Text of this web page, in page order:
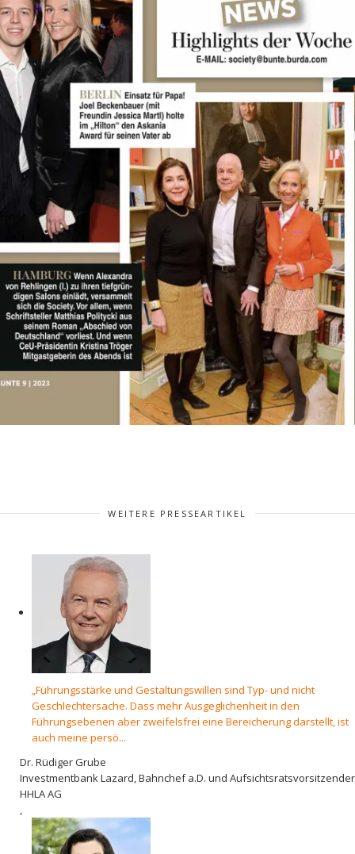
WEITERE PRESSEARTIKEL
„Führungsstärke und Gestaltungswillen sind Typ- und nicht
Geschlechtersache. Dass mehr Ausgeglichenheit in den
Führungsebenen aber zweifelsfrei eine Bereicherung darstellt, ist
auch meine persö...
Dr. Rüdiger Grube
Investmentbank Lazard, Bahnchef a.D. und Aufsichtsratsvorsitzender
HHLA AG
,